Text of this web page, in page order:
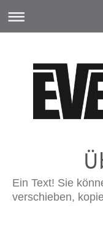
Ein Text! Sie
verschieben,